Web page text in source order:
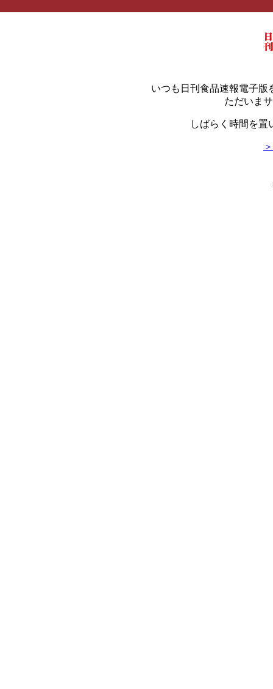
いつも日刊食品速報電子版
ただいま
しばらく時間を置